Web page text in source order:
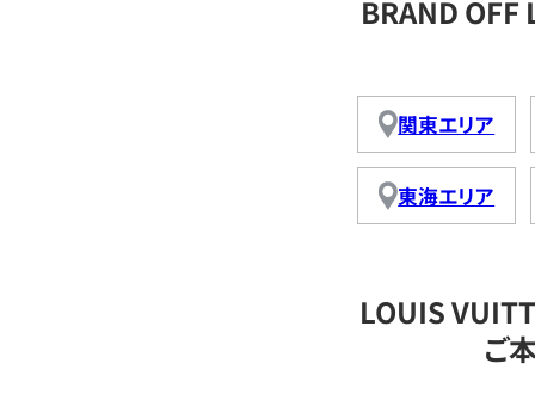
BRAND
関東エリア
東海エリア
LOUIS
ご